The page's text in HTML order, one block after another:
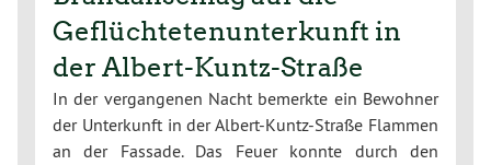
Geflüchtetenunterkunft in
der Albert-Kuntz-Straße
In der vergangenen Nacht bemerkte ein Bewohner
der Unterkunft in der Albert-Kuntz-Straße Flammen
an der Fassade. Das Feuer konnte durch den